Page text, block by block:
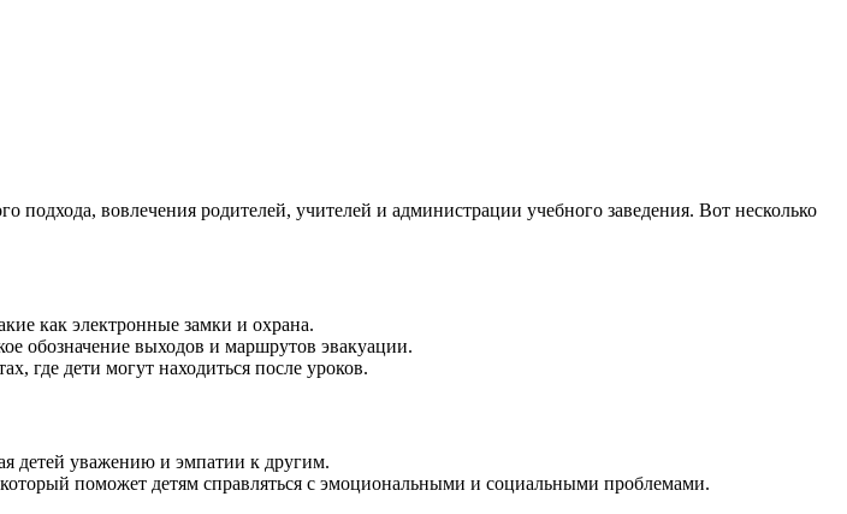
вовлечения родителей, учителей и администрации учебного заведения. Вот несколько
как электронные замки и охрана.
обозначение выходов и маршрутов эвакуации.
где дети могут находиться после уроков.
детей уважению и эмпатии к другим.
поможет детям справляться с эмоциональными и социальными проблемами.